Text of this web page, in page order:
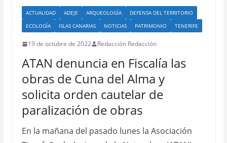
ACTUALIDAD ADEJE ARQUEOLOGÍA
DEFENSA DEL TERRITORIO
ECOLOGÍA
ISLAS CANARIAS NOTICIAS PATRIMONIO TENERIFE
19 de octubre de 2022 Redacción Redacción
ATAN denuncia en Fiscalía las
obras de Cuna del Alma y
solicita orden cautelar de
paralización de obras
En la mañana del pasado lunes la Asociación